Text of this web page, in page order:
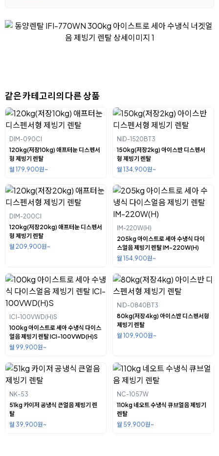
같은 카테고리의 다른 상품
DIM-090CI
120kg(저장10kg) 애프터눈 디스펜서
형 제빙기 렌탈
월 179,900원~
NID-1520BT3
150kg(저장2kg) 아이스반 디스펜서
형 제빙기 렌탈
월 134,900원~
DIM-200CI
120kg(저장20kg) 애프터눈 디스펜서
형 제빙기 렌탈
월 209,900원~
IM-220W(H)
205kg 아이스트로 세아 수냉식 다이
스얼음 제빙기 렌탈 IM-220W(H)
월 154,900원~
ICI-100VWD(H)S
100kg 아이스트로 세아 수냉식 다이스
얼음 제빙기 렌탈 ICI-100VWD(H)S
월 99,900원~
NID-0840BT3
80kg(저장4kg) 아이스반 디스펜서형
제빙기 렌탈
월 109,900원~
NK-53
51kg 카이저 공냉식 큰얼음 제빙기 렌
탈
월 39,900원~
NC-1057W
110kg 네오트 수냉식 큐브얼음 제빙기
렌탈
월 59,900원~